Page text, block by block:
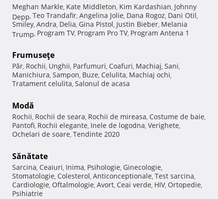
Meghan Markle, Kate Middleton, Kim Kardashian, Johnny
Depp, Teo Trandafir, Angelina Jolie, Dana Rogoz, Dani Otil,
Smiley, Andra, Delia, Gina Pistol, Justin Bieber, Melania
Trump, Program TV, Program Pro TV, Program Antena 1
Frumuseţe
Păr, Rochii, Unghii, Parfumuri, Coafuri, Machiaj, Sani,
Manichiura, Sampon, Buze, Celulita, Machiaj ochi,
Tratament celulita, Salonul de acasa
Modă
Rochii, Rochii de seara, Rochii de mireasa, Costume de baie,
Pantofi, Rochii elegante, Inele de logodna, Verighete,
Ochelari de soare, Tendinte 2020
Sănătate
Sarcina, Ceaiuri, Inima, Psihologie, Ginecologie,
Stomatologie, Colesterol, Anticonceptionale, Test sarcina,
Cardiologie, Oftalmologie, Avort, Ceai verde, HIV, Ortopedie,
Psihiatrie